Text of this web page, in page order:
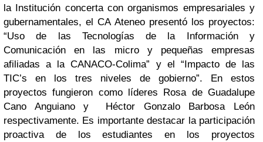
la Institución concerta con organismos empresariales y
gubernamentales, el CA Ateneo presentó los proyectos:
“Uso de las Tecnologías de la Información y
Comunicación en las micro y pequeñas empresas
afiliadas a la CANACO-Colima” y el “Impacto de las
TIC’s en los tres niveles de gobierno”. En estos
proyectos fungieron como líderes Rosa de Guadalupe
Cano Anguiano y Héctor Gonzalo Barbosa León
respectivamente. Es importante destacar la participación
proactiva de los estudiantes en los proyectos